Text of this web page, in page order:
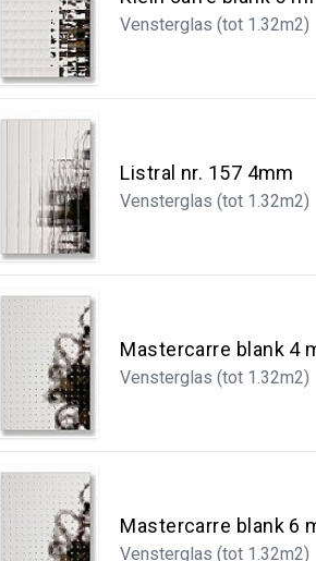
Vensterglas (tot 1.32m2)
Listral nr. 157 4mm
Vensterglas (tot 1.32m2)
Mastercarre blank 4
Vensterglas (tot 1.32m2)
Mastercarre blank 6
Vensterglas (tot 1.32m2)